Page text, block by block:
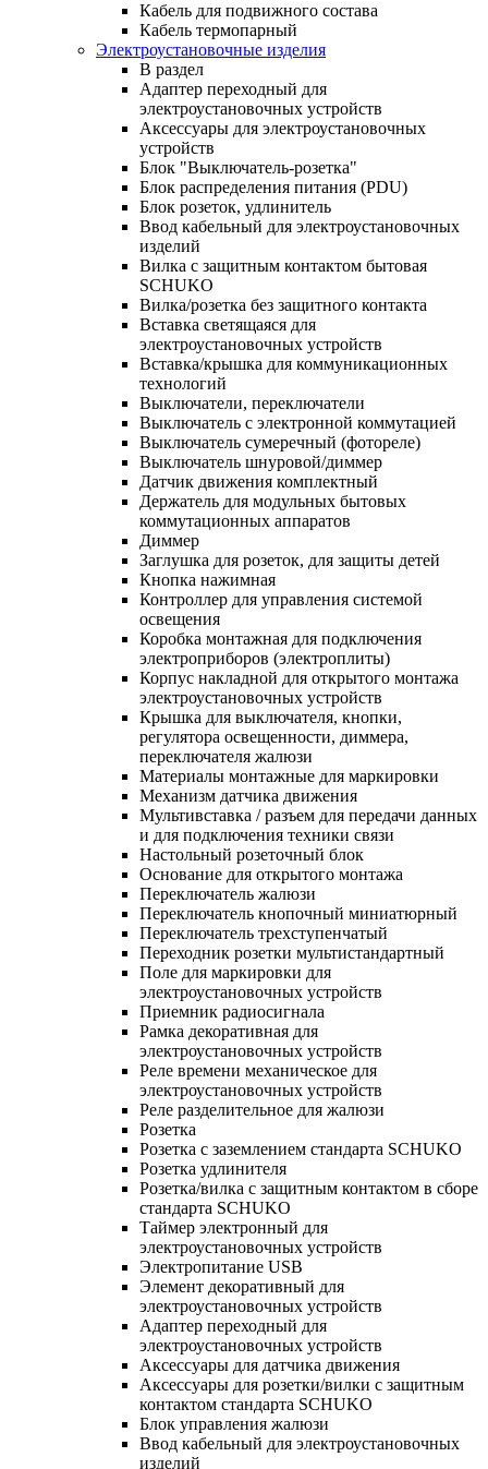
Кабель для подвижного состава
Кабель термопарный
Электроустановочные изделия
В раздел
Адаптер переходный для
электроустановочных устройств
Аксессуары для электроустановочных
устройств
Блок "Выключатель-розетка"
Блок распределения питания (PDU)
Блок розеток, удлинитель
Ввод кабельный для электроустановочных
изделий
Вилка с защитным контактом бытовая
SCHUKO
Вилка/розетка без защитного контакта
Вставка светящаяся для
электроустановочных устройств
Вставка/крышка для коммуникационных
технологий
Выключатели, переключатели
Выключатель с электронной коммутацией
Выключатель сумеречный (фотореле)
Выключатель шнуровой/диммер
Датчик движения комплектный
Держатель для модульных бытовых
коммутационных аппаратов
Диммер
Заглушка для розеток, для защиты детей
Кнопка нажимная
Контроллер для управления системой
освещения
Коробка монтажная для подключения
электроприборов (электроплиты)
Корпус накладной для открытого монтажа
электроустановочных устройств
Крышка для выключателя, кнопки,
регулятора освещенности, диммера,
переключателя жалюзи
Материалы монтажные для маркировки
Механизм датчика движения
Мультивставка / разъем для передачи данных
и для подключения техники связи
Настольный розеточный блок
Основание для открытого монтажа
Переключатель жалюзи
Переключатель кнопочный миниатюрный
Переключатель трехступенчатый
Переходник розетки мультистандартный
Поле для маркировки для
электроустановочных устройств
Приемник радиосигнала
Рамка декоративная для
электроустановочных устройств
Реле времени механическое для
электроустановочных устройств
Реле разделительное для жалюзи
Розетка
Розетка с заземлением стандарта SCHUKO
Розетка удлинителя
Розетка/вилка с защитным контактом в сборе
стандарта SCHUKO
Таймер электронный для
электроустановочных устройств
Электропитание USB
Элемент декоративный для
электроустановочных устройств
Адаптер переходный для
электроустановочных устройств
Аксессуары для датчика движения
Аксессуары для розетки/вилки с защитным
контактом стандарта SCHUKO
Блок управления жалюзи
Ввод кабельный для электроустановочных
изделий